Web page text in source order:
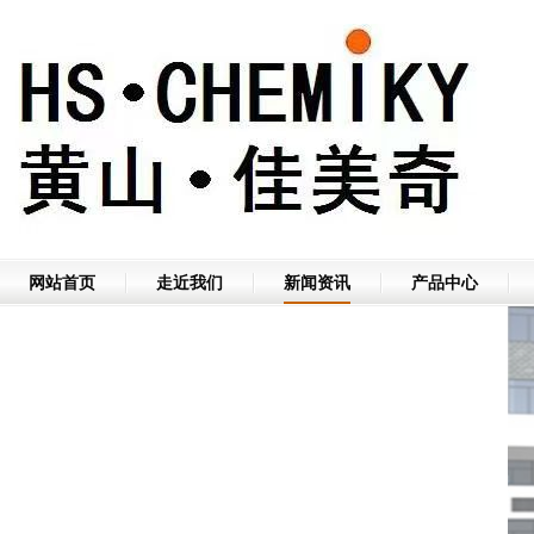
网站首页 走近我们 新闻资讯 产品中心